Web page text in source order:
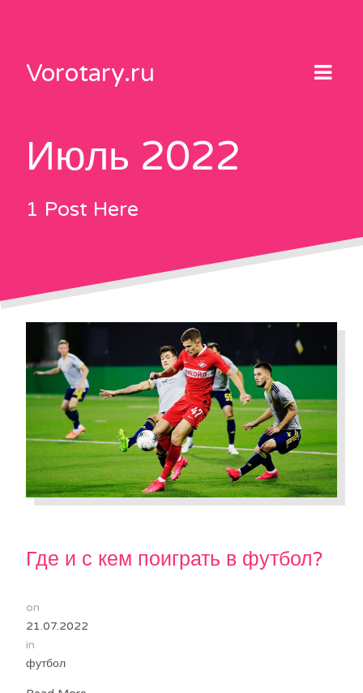
contentVorotary.ru
Июль 2022
1 Post Here
Где и с кем поиграть в футбол?
on
21.07.2022
in
футбол